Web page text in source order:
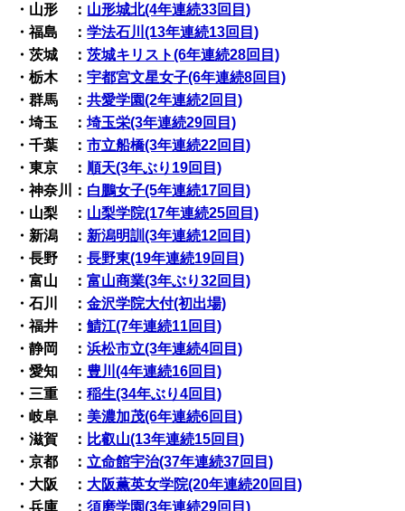
・山形 ： 山形城北(4年連続33回目)
・福島 ：学法石川(13年連続13回目)
・茨城 ：茨城キリスト(6年連続28回目)
・栃木 ：宇都宮文星女子(6年連続8回目)
・群馬 ：共愛学園(2年連続2回目)
・埼玉 ：埼玉栄(3年連続29回目)
・千葉 ：市立船橋(3年連続22回目)
・東京 ： 順天(3年ぶり19回目)
・神奈川： 白鵬女子(5年連続17回目)
・山梨 ： 山梨学院(17年連続25回目)
・新潟 ： 新潟明訓(3年連続12回目)
・長野 ：長野東(19年連続19回目)
・富山 ：富山商業(3年ぶり32回目)
・石川 ：金沢学院大付(初出場)
・福井 ：鯖江(7年連続11回目)
・静岡 ：浜松市立(3年連続4回目)
・愛知 ： 豊川(4年連続16回目)
・三重 ：稲生(34年ぶり4回目)
・岐阜 ： 美濃加茂(6年連続6回目)
・滋賀 ： 比叡山(13年連続15回目)
・京都 ： 立命館宇治(37年連続37回目)
・大阪 ： 大阪薫英女学院(20年連続20回目)
・兵庫 ：須磨学園(3年連続29回目)